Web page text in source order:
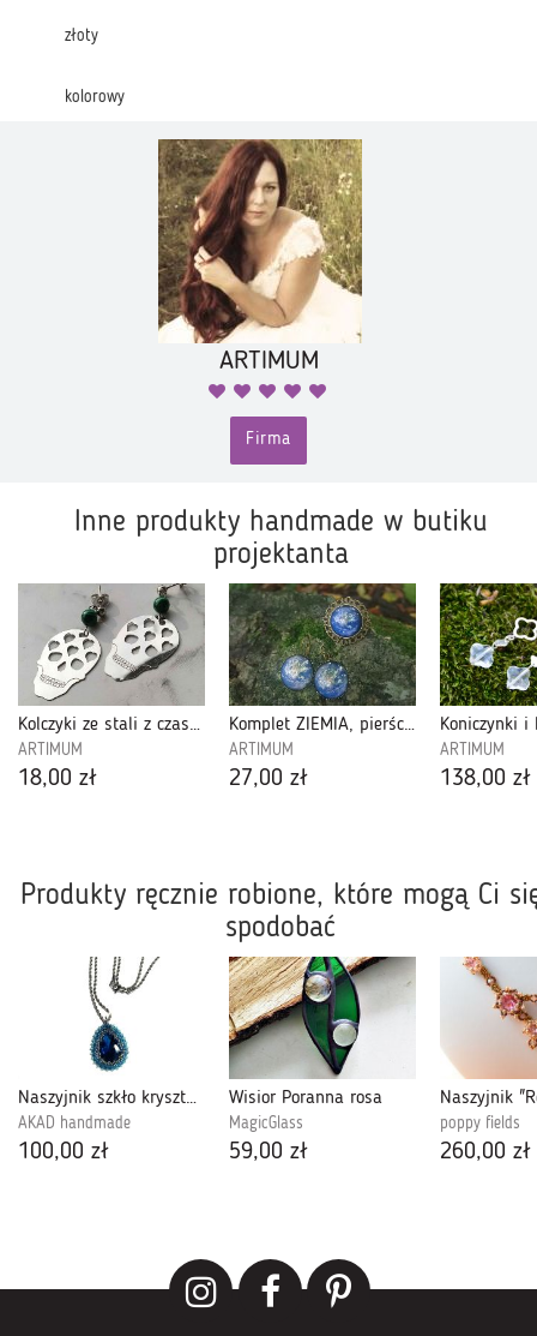
złoty
kolorowy
ARTIMUM
Firma
Inne produkty handmade w butiku
projektanta
Kolczyki ze stali z czaszkami.
ARTIMUM
18,00 zł
Komplet ZIEMIA, pierścień i kolczyki.
ARTIMUM
27,00 zł
ARTIMUM
138,00 zł
Produkty ręcznie robione, które mogą Ci
spodobać
Naszyjnik szkło kryształowe turkusowy
AKAD handmade
100,00 zł
Wisior Poranna rosa
MagicGlass
59,00 zł
poppy fields
260,00 zł